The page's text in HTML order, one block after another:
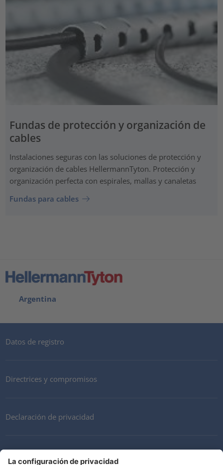
Fundas de protección y organización de
cables
Instalaciones seguras con las soluciones de protección y
organización de cables HellermannTyton. Protección y
organización perfecta con espirales, mallas y canaletas
Fundas para cables
Argentina
Datos de registro
Directrices y compromisos
Declaración de privacidad